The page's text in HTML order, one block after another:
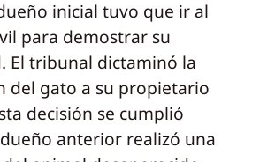
inicial tuvo que ir al
para demostrar su
El tribunal dictaminó la
del gato a su propietario
decisión se cumplió
anterior realizó una